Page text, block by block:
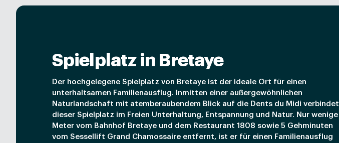
Spielplatz in Bretaye
Der hochgelegene Spielplatz von Bretaye ist der ideale Ort für einen
unterhaltsamen Familienausflug. Inmitten einer außergewöhnlichen
Naturlandschaft mit atemberaubendem Blick auf die Dents du Midi verbindet
dieser Spielplatz im Freien Unterhaltung, Entspannung und Natur. Nur wenige
Meter vom Bahnhof Bretaye und dem Restaurant 1808 sowie 5 Gehminuten
vom Sessellift Grand Chamossaire entfernt, ist er für einen Familienausflug